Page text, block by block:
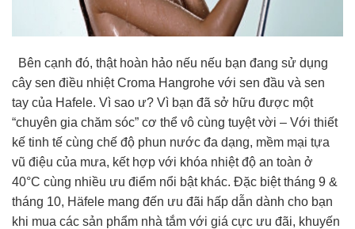
Bên cạnh đó, thật hoàn hảo nếu nếu bạn đang sử dụng
cây sen điều nhiệt Croma Hangrohe với sen đầu và sen
tay của Hafele. Vì sao ư? Vì bạn đã sở hữu được một
“chuyên gia chăm sóc” cơ thể vô cùng tuyệt vời – Với thiết
kế tinh tế cùng chế độ phun nước đa dạng, mềm mại tựa
vũ điệu của mưa, kết hợp với khóa nhiệt độ an toàn ở
40°C cùng nhiều ưu điểm nổi bật khác. Đặc biệt tháng 9 &
tháng 10, Häfele mang đến ưu đãi hấp dẫn dành cho bạn
khi mua các sản phẩm nhà tắm với giá cực ưu đãi, khuyến